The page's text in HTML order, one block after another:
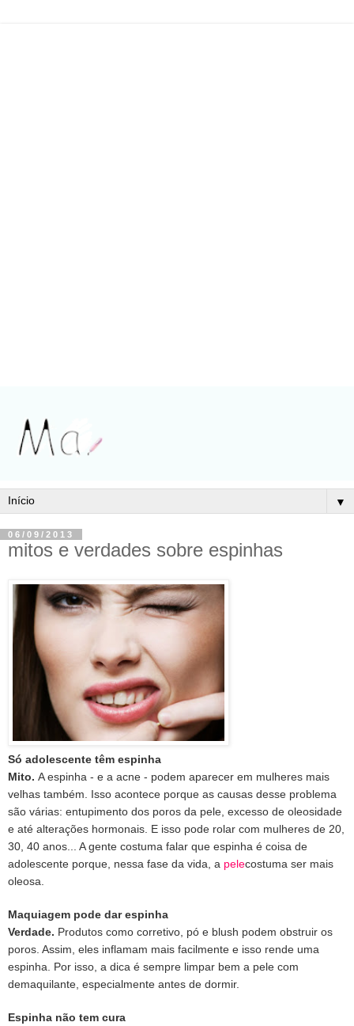
▼
06/09/2013
mitos e verdades sobre espinhas
Só adolescente têm espinha
Mito. A espinha - e a acne - podem aparecer em mulheres mais
velhas também. Isso acontece porque as causas desse problema
são várias: entupimento dos poros da pele, excesso de oleosidade
e até alterações hormonais. E isso pode rolar com mulheres de 20,
30, 40 anos... A gente costuma falar que espinha é coisa de
adolescente porque, nessa fase da vida, a pelecostuma ser mais
oleosa.
Maquiagem pode dar espinha
Verdade. Produtos como corretivo, pó e blush podem obstruir os
poros. Assim, eles inflamam mais facilmente e isso rende uma
espinha. Por isso, a dica é sempre limpar bem a pele com
demaquilante, especialmente antes de dormir.
Espinha não tem cura